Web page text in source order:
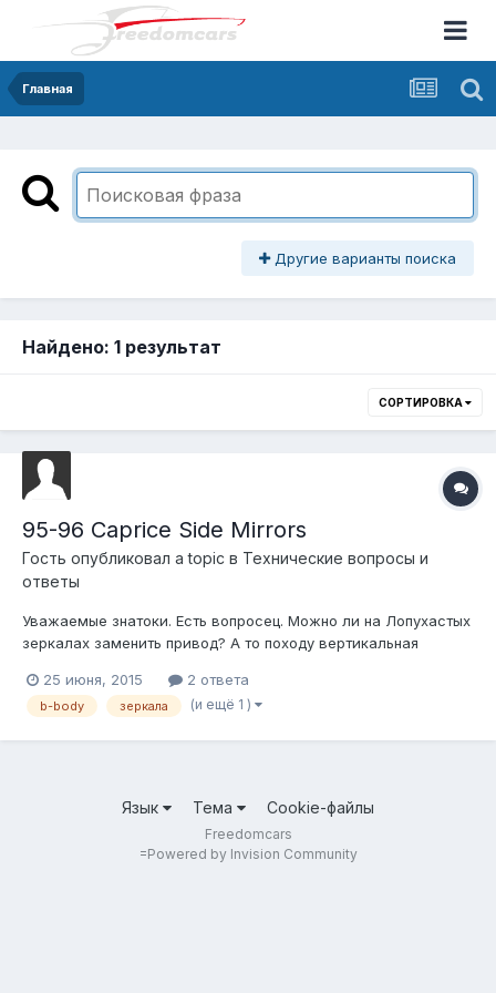
Главная
Другие варианты поиска
Найдено: 1 результат
СОРТИРОВКА
95-96 Caprice Side Mirrors
Гость опубликовал a topic в Технические вопросы и
ответы
Уважаемые знатоки. Есть вопросец. Можно ли на Лопухастых
зеркалах заменить привод? А то походу вертикальная
25 июня, 2015
2 ответа
b-body зеркала (и ещё 1 )
Язык Тема Cookie-файлы
Freedomcars
=Powered by Invision Community